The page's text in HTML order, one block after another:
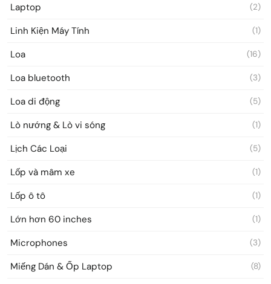
Laptop (2)
Linh Kiện Máy Tính (1)
Loa (16)
Loa bluetooth (3)
Loa di động (5)
Lò nướng & Lò vi sóng (1)
Lịch Các Loại (5)
Lốp và mâm xe (1)
Lốp ô tô (1)
Lớn hơn 60 inches (1)
Microphones (3)
Miếng Dán & Ốp Laptop (8)